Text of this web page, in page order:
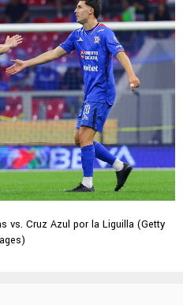
vs. Cruz Azul por la Liguilla (Getty